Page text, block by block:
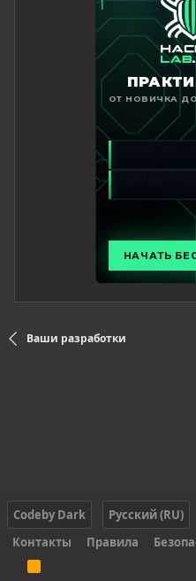
Ваши разработки
Codeby Dark
Русский (RU)
Контакты
Правила